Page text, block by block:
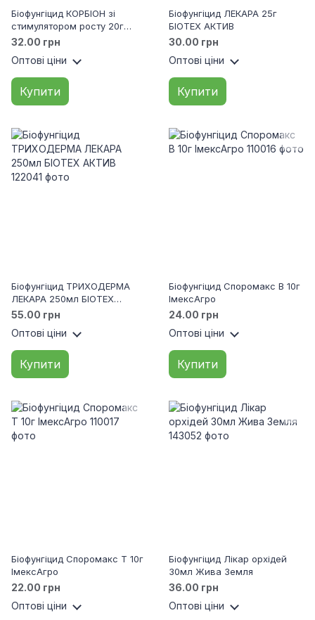
Біофунгіцид КОРБІОН зі
стимулятором росту 20г
БІОТЕХ АКТИВ
32.00 грн
Оптові ціни
Купити
Біофунгіцид ЛЕКАРА 25г
БІОТЕХ АКТИВ
30.00 грн
Оптові ціни
Купити
Біофунгіцид ТРИХОДЕРМА
ЛЕКАРА 250мл БІОТЕХ
АКТИВ
55.00 грн
Оптові ціни
Купити
Біофунгіцид Споромакс В 10г
ІмексАгро
24.00 грн
Оптові ціни
Купити
Біофунгіцид Споромакс Т 10г
ІмексАгро
22.00 грн
Оптові ціни
Біофунгіцид Лікар орхідей
30мл Жива Земля
36.00 грн
Оптові ціни